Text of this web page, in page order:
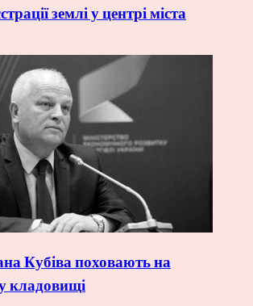
землі у центрі міста
Кубіва поховають на
кладовищі